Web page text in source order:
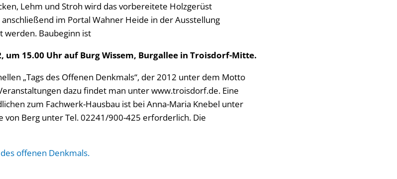
Lehm und Stroh wird das vorbereitete Holzgerüst
im Portal Wahner Heide in der Ausstellung
werden. Baubeginn ist
um 15.00 Uhr auf Burg Wissem, Burgallee in Troisdorf-Mitte.
„Tags des Offenen Denkmals“, der 2012 unter dem Motto
dazu findet man unter www.troisdorf.de. Eine
zum Fachwerk-Hausbau ist bei Anna-Maria Knebel unter
von Berg unter Tel. 02241/900-425 erforderlich. Die
offenen Denkmals.